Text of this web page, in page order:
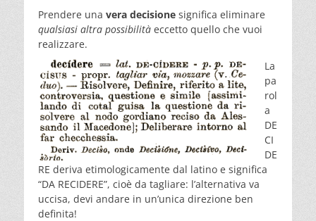
Prendere una vera decisione significa eliminare
qualsiasi altra possibilità eccetto quello che vuoi
realizzare.
La
pa
rol
a
DE
CI
DE
RE deriva etimologicamente dal latino e significa
“DA RECIDERE”, cioè da tagliare: l’alternativa va
uccisa, devi andare in un’unica direzione ben
definita!